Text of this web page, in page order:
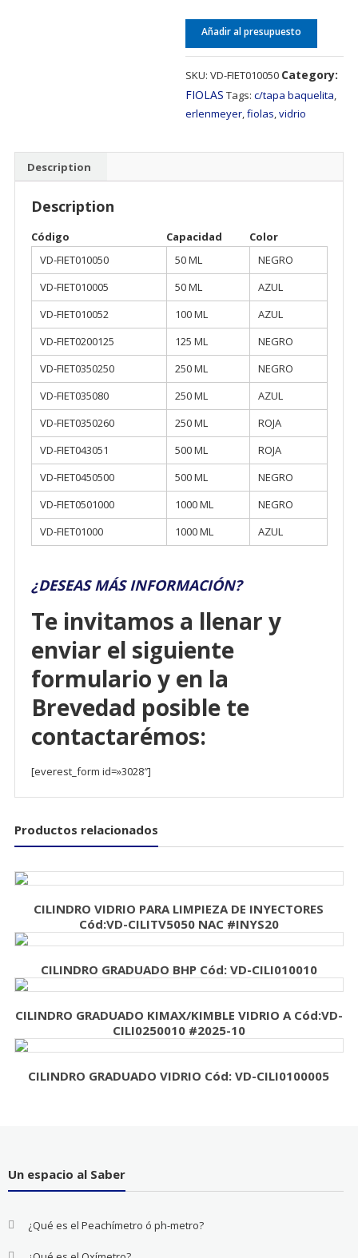
Añadir al presupuesto
SKU:VD-FIET010050 Category:
FIOLAS Tags:c/tapa baquelita,
erlenmeyer,fiolas,vidrio
Description
Description
Código Capacidad
Color
VD-FIET010050
50 ML
NEGRO
VD-FIET010005
50 ML
AZUL
VD-FIET010052
100 ML
AZUL
VD-FIET0200125
125 ML
NEGRO
VD-FIET0350250
250 ML
NEGRO
VD-FIET035080
250 ML
AZUL
VD-FIET0350260
250 ML
ROJA
VD-FIET043051
500 ML
ROJA
VD-FIET0450500
500 ML
NEGRO
VD-FIET0501000
1000 ML
NEGRO
VD-FIET01000
1000 ML AZUL
¿DESEAS MÁS INFORMACIÓN?
Te invitamos a llenar y
enviar el siguiente
formulario y en la
Brevedad posible te
contactarémos:
[everest_form id=»3028″]
Productos relacionados
CILINDRO VIDRIO PARA LIMPIEZA DE INYECTORES
Cód:VD-CILITV5050 NAC #INYS20
CILINDRO GRADUADO BHP Cód: VD-CILI010010
CILINDRO GRADUADO KIMAX/KIMBLE VIDRIO A Cód:VD-
CILI0250010 #2025-10
CILINDRO GRADUADO VIDRIO Cód: VD-CILI0100005
Un espacio al Saber
¿Qué es el Peachímetro ó ph-metro?